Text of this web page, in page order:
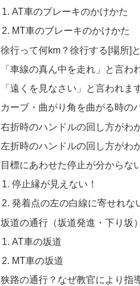
AT車のブレーキのかけかた
MT車のブレーキのかけかた
徐行って何km？徐行する[場所]
「車線の真ん中を走れ」と言わ
「遠くを見なさい」と言われま
カーブ・曲がり角を曲がる時の
右折時のハンドルの回し方がわ
左折時のハンドルの回し方がわ
目標にあわせた停止が分からな
停止縁が見えない！
発着点の左の白線に寄せれな
坂道の通行（坂道発進・下り坂
AT車の坂道
MT車の坂道
狭路の通行？なぜ教官により指